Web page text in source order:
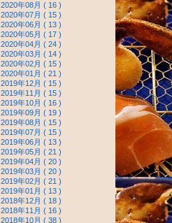
2020年08月 ( 16 )
2020年07月 ( 15 )
2020年06月 ( 13 )
2020年05月 ( 17 )
2020年04月 ( 24 )
2020年03月 ( 14 )
2020年02月 ( 15 )
2020年01月 ( 21 )
2019年12月 ( 15 )
2019年11月 ( 15 )
2019年10月 ( 16 )
2019年09月 ( 19 )
2019年08月 ( 15 )
2019年07月 ( 15 )
2019年06月 ( 13 )
2019年05月 ( 21 )
2019年04月 ( 20 )
2019年03月 ( 20 )
2019年02月 ( 21 )
2019年01月 ( 13 )
2018年12月 ( 18 )
2018年11月 ( 16 )
2018年10月 ( 38 )